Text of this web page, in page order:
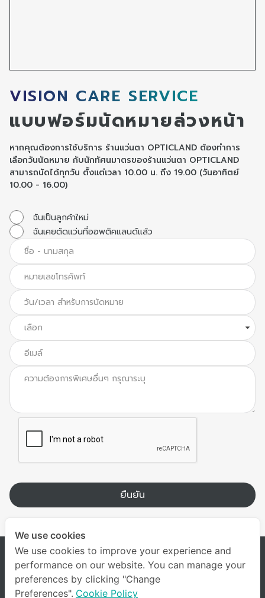
VISION CARE SERVICE
แบบฟอร์มนัดหมายล่วงหน้า
หากคุณต้องการใช้บริการ ร้านแว่นตา OPTICLAND ต้องทำการ
เลือกวันนัดหมาย กับนักทัศนมาตรของร้านแว่นตา OPTICLAND
สามารถนัดได้ทุกวัน ตั้งแต่เวลา 10.00 น. ถึง 19.00 (วันอาทิตย์
10.00 - 16.00)
ฉันเป็นลูกค้าใหม่
ฉันเคยตัดแว่นที่ออพติคแลนด์แล้ว
ยืนยัน
We use cookies
We use cookies to improve your experience and
performance on our website. You can manage your
preferences by clicking "Change
Preferences". Cookie Policy